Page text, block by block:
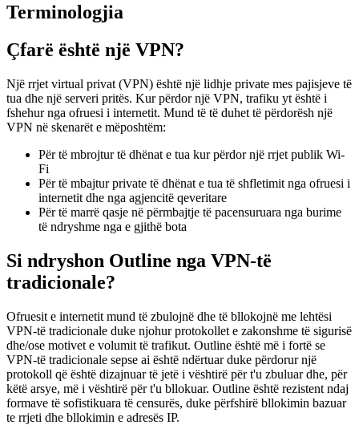
Terminologjia
Çfarë është një VPN?
Një rrjet virtual privat (VPN) është një lidhje private mes pajisjeve të
tua dhe një serveri pritës. Kur përdor një VPN, trafiku yt është i
fshehur nga ofruesi i internetit. Mund të të duhet të përdorësh një
VPN në skenarët e mëposhtëm:
Për të mbrojtur të dhënat e tua kur përdor një rrjet publik Wi-
Fi
Për të mbajtur private të dhënat e tua të shfletimit nga ofruesi i
internetit dhe nga agjencitë qeveritare
Për të marrë qasje në përmbajtje të pacensuruara nga burime
të ndryshme nga e gjithë bota
Si ndryshon Outline nga VPN-të
tradicionale?
Ofruesit e internetit mund të zbulojnë dhe të bllokojnë me lehtësi
VPN-të tradicionale duke njohur protokollet e zakonshme të sigurisë
dhe/ose motivet e volumit të trafikut. Outline është më i fortë se
VPN-të tradicionale sepse ai është ndërtuar duke përdorur një
protokoll që është dizajnuar të jetë i vështirë për t'u zbuluar dhe, për
këtë arsye, më i vështirë për t'u bllokuar. Outline është rezistent ndaj
formave të sofistikuara të censurës, duke përfshirë bllokimin bazuar
te rrjeti dhe bllokimin e adresës IP.